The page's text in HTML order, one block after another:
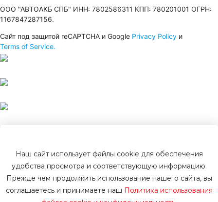
ООО "АВТОАКБ СПБ" ИНН: 7802586311 КПП: 780201001 ОГРН:
1167847287156.
Сайт под защитой reCAPTCHA и Google Privacy Policy и
Terms of Service.
Политика конфиденциальности
Наш сайт использует файлы cookie для обеспечения
удобства просмотра и соответствующую информацию.
Прежде чем продолжить использование нашего сайта, вы
соглашаетесь и принимаете наш Политика использования